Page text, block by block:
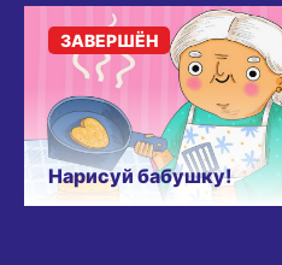
Нарисуй бабушку!
ЗАВЕРШЁН